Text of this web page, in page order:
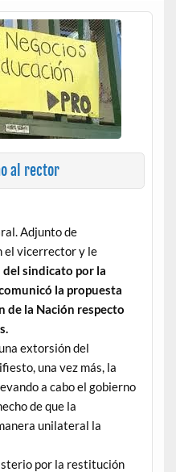
al rector
Adjunto de
el vicerrector y le
sindicato por la
la propuesta
de la Nación respecto
extorsión del
una vez más, la
a cabo el gobierno
de que la
unilateral la
por la restitución